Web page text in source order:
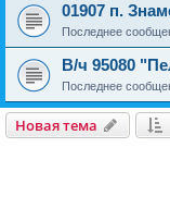
01907 п.
Последнее
В/ч 95080
Последнее
Новая тема